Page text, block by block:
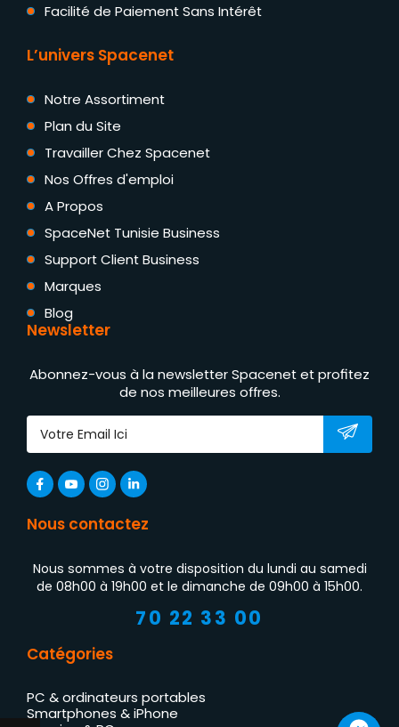
Facilité de Paiement Sans Intérêt
L’univers Spacenet
Notre Assortiment
Plan du Site
Travailler Chez Spacenet
Nos Offres d'emploi
A Propos
SpaceNet Tunisie Business
Support Client Business
Marques
Blog
Newsletter
Abonnez-vous à la newsletter Spacenet et profitez
de nos meilleures offres.
Nous contactez
Nous sommes à votre disposition du lundi au samedi
de 08h00 à 19h00 et le dimanche de 09h00 à 15h00.
70 22 33 00
Catégories
PC & ordinateurs portables
Smartphones & iPhone